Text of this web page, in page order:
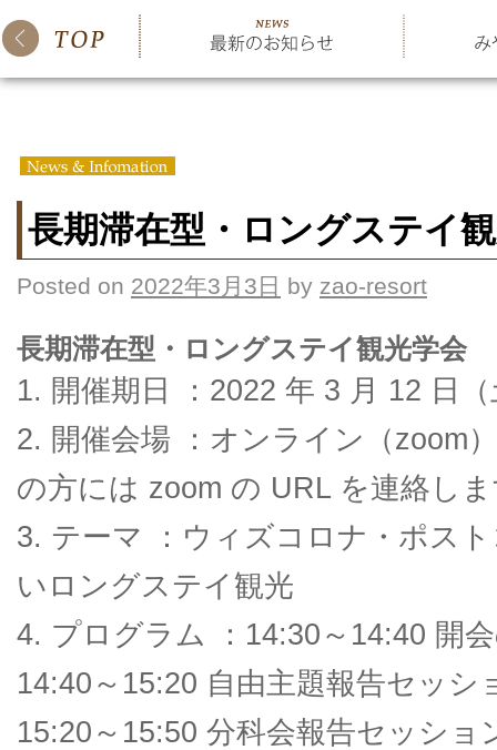
長期滞在型・ロングステイ
Posted on 2022年3月3日 by zao-resort
長期滞在型・ロングステイ観光学会
1. 開催期日 ：2022 年 3 月 12 日
2. 開催会場 ：オンライン（zoom
の方には zoom の URL を連絡し
3. テーマ ：ウィズコロナ・ポス
いロングステイ観光
4. プログラム ：14:30～14:40 開
14:40～15:20 自由主題報告セッシ
15:20～15:50 分科会報告セッショ